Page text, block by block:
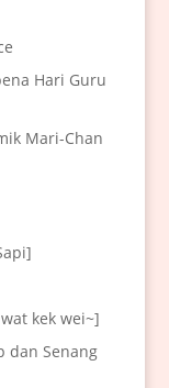
Hari Guru
Mari-Chan
kek wei~]
dan Senang